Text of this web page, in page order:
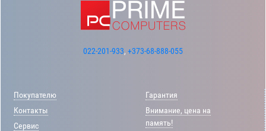
022-201-933, +373-68-888-055
Покупателю
Контакты
Сервис
Гарантия
Внимание, цена на
память!